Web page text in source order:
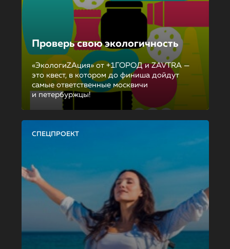
Проверь свою экологичность
«ЭкологиZAция» от +1ГОРОД и ZAVTRA —
это квест, в котором до финиша дойдут
самые ответственные москвичи
и петербуржцы!
СПЕЦПРОЕКТ